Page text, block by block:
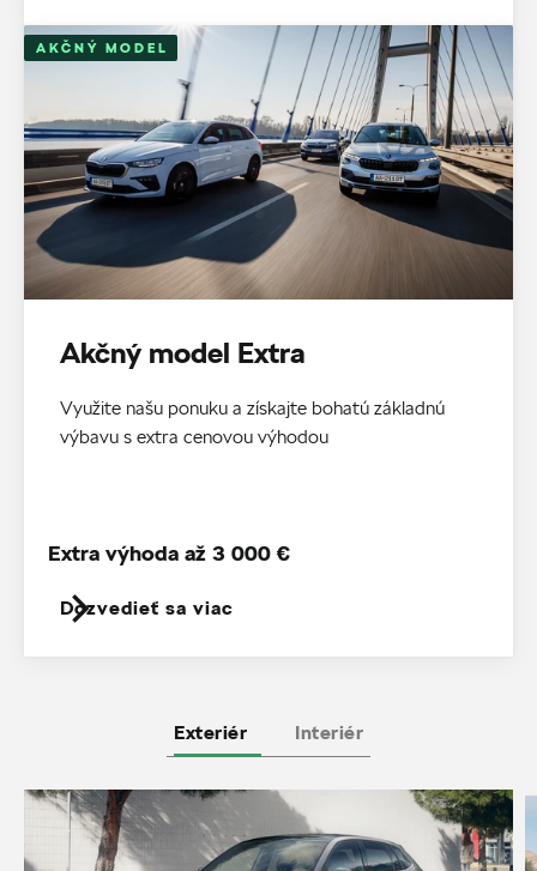
AKČNÝ MODEL
Akčný model Extra
Využite našu ponuku a získajte bohatú základnú
výbavu s extra cenovou výhodou
Dozvedieť sa viac
Extra výhoda až 3 000 €
Exteriér Interiér